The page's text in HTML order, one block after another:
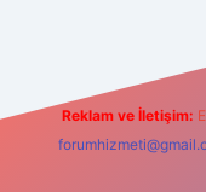
Reklam ve İletişim: